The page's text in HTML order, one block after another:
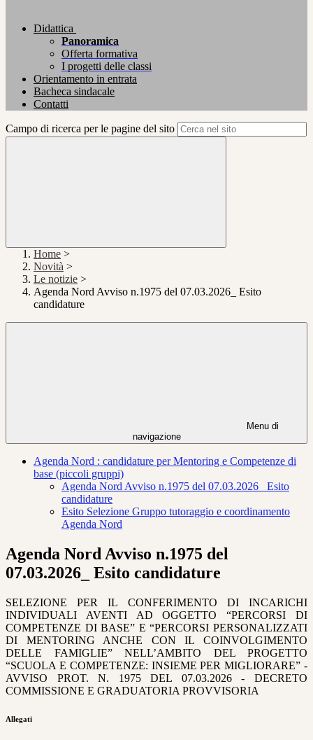
Didattica
Panoramica
Offerta formativa
I progetti delle classi
Orientamento in entrata
Bacheca sindacale
Contatti
Campo di ricerca per le pagine del sito
Home >
Novità >
Le notizie >
Agenda Nord Avviso n.1975 del 07.03.2026_ Esito
candidature
Menu di
navigazione
Agenda Nord : candidature per Mentoring e Competenze di
base (piccoli gruppi)
Agenda Nord Avviso n.1975 del 07.03.2026_ Esito
candidature
Esito Selezione Gruppo tutoraggio e coordinamento
Agenda Nord
Agenda Nord Avviso n.1975 del
07.03.2026_ Esito candidature
SELEZIONE PER IL CONFERIMENTO DI INCARICHI
INDIVIDUALI AVENTI AD OGGETTO “PERCORSI DI
COMPETENZE DI BASE” E “PERCORSI PERSONALIZZATI
DI MENTORING ANCHE CON IL COINVOLGIMENTO
DELLE FAMIGLIE” NELL’AMBITO DEL PROGETTO
“SCUOLA E COMPETENZE: INSIEME PER MIGLIORARE” -
AVVISO PROT. N. 1975 DEL 07.03.2026 - DECRETO
COMMISSIONE E GRADUATORIA PROVVISORIA
Allegati